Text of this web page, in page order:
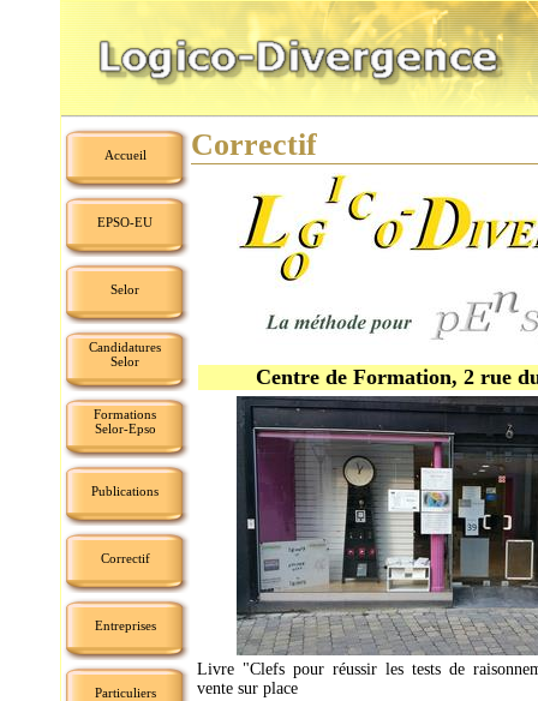
Accueil
EPSO-EU
Selor
Candidatures
Selor
Formations
Selor-Epso
Publications
Correctif
Entreprises
Particuliers
Correctif
Centre de Formation, 2 rue
Livre "Clefs pour réussir les tests de
vente sur place